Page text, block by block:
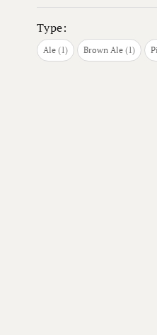
Type:
Ale 1
vare Brown Ale 1
vare